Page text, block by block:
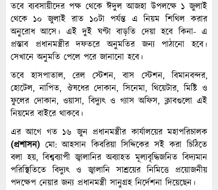
তবে ব্যবসায়ীদের পক্ষ থেকে ঈদুল আজহা উপলক্ষে ১ জুলাই
থেকে ১০ জুলাই রাত ১০টা পর্যন্ত এ নিয়ম শিথিল করার
অনুরোধ আসে। এই দুই ঘণ্টা বাড়তি দেয়া হবে কিনা- এ
প্রস্তাব প্রধানমন্ত্রীর দফতরে অনুমতির জন্য পাঠানো হবে।
সেখানে অনুমতি পেলে পরে জানানো হবে।
তবে হাসপাতাল, রেল স্টেশন, বাস স্টেশন, বিমানবন্দর,
হোটেল, নাপিত, ঔষধের দোকান, সিনেমা, থিয়েটার, মিষ্টি ও
ফুলের দোকান, ওয়াসা, বিদ্যুৎ ও গ্যাস অফিস, ক্লাবগুলো এই
নিয়মের বাইরে থাকবে।
এর আগে গত ১৬ জুন প্রধানমন্ত্রীর কার্যালয়ের মহাপরিচালক
(প্রশাসন) মো: আহসান কিবরিয়া সিদ্দিকের সই করা চিঠিতে
বলা হয়, বিশ্বব্যাপী জ্বালানির অব্যাহত মূল্যবৃদ্ধিজনিত বিদ্যমান
পরিস্থিতিতে বিদ্যুৎ ও জ্বালানি সাশ্রয়ের নিমিত্তে প্রয়োজনীয়
পদক্ষেপ নেয়ার জন্য প্রধানমন্ত্রী সানুগ্রহ নির্দেশনা দিয়েছেন।